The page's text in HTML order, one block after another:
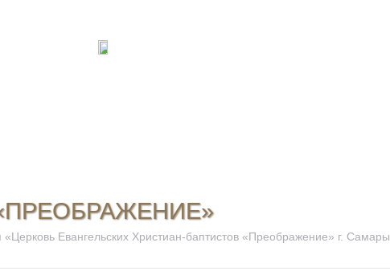
Евангельских Христиан-баптистов «Преображение» г. Самары